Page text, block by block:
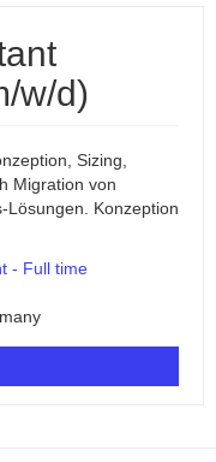
w/d)
Sizing,
Migration von
Lösungen. Konzeption
- Full time